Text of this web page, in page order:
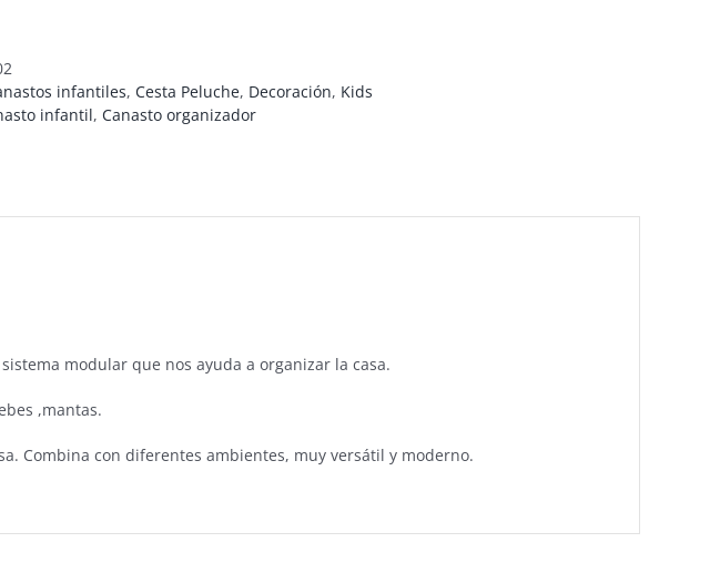
infantiles, Cesta Peluche, Decoración, Kids
infantil, Canasto organizador
modular que nos ayuda a organizar la casa.
,mantas.
Combina con diferentes ambientes, muy versátil y moderno.